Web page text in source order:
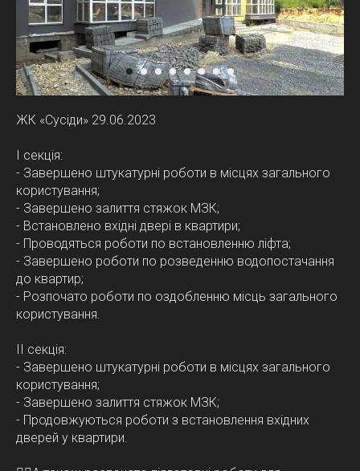
ЖК «Сусіди» 29.06.2023
І секція:
- Завершено штукатурні роботи в місцях загального
користування;
- Завершено залиття стяжок МЗК;
- Встановлено вхідні двері в квартири;
- Проводяться роботи по встановленню ліфта;
- Завершено роботи по розведенню водопостачання
до квартир;
- Розпочато роботи по оздобленню місць загального
користування.
ІІ секція:
- Завершено штукатурні роботи в місцях загального
користування;
- Завершено залиття стяжок МЗК;
- Продовжуються роботи з встановлення вхідних
дверей у квартири.